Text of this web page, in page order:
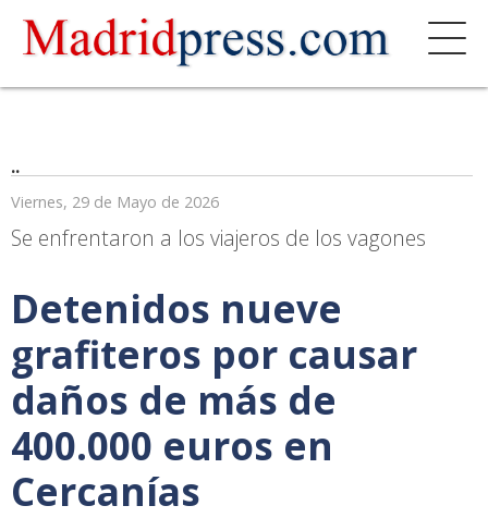
..
Viernes, 29 de Mayo de 2026
Se enfrentaron a los viajeros de los vagones
Detenidos nueve
grafiteros por causar
daños de más de
400.000 euros en
Cercanías